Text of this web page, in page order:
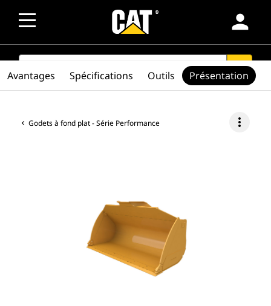
person
SEARCH search
Godets à fond plat - Série Performance more_vert
Avantages Spécifications Outils Présentation